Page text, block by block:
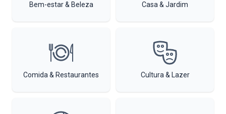
Bem-estar & Beleza Casa & Jardim
Comida & Restaurantes Cultura & Lazer